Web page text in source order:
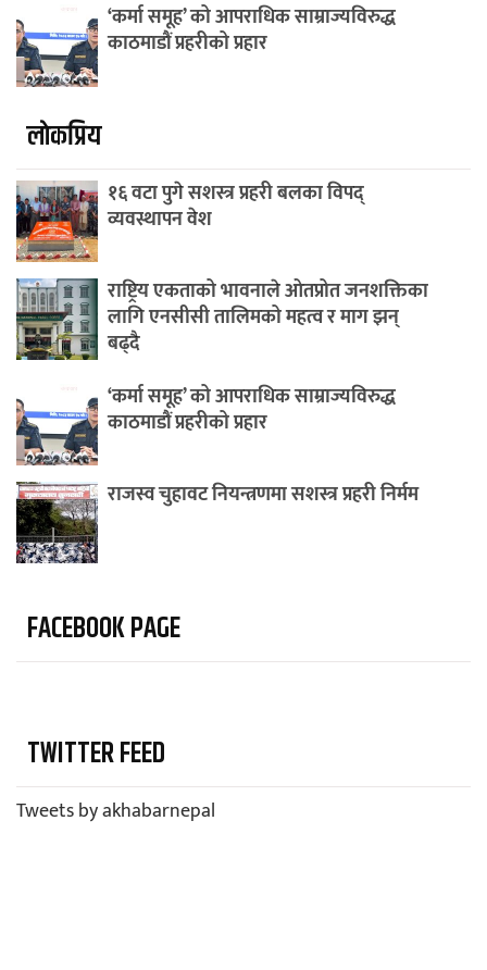
‘कर्मा समूह’ को आपराधिक साम्राज्यविरुद्ध
काठमाडौं प्रहरीको प्रहार
लाेकप्रिय
१६ वटा पुगे सशस्त्र प्रहरी बलका विपद्
व्यवस्थापन वेश
राष्ट्रिय एकताको भावनाले ओतप्रोत जनशक्तिका
लागि एनसीसी तालिमको महत्व र माग झन्
बढ्दै
‘कर्मा समूह’ को आपराधिक साम्राज्यविरुद्ध
काठमाडौं प्रहरीको प्रहार
राजस्व चुहावट नियन्त्रणमा सशस्त्र प्रहरी निर्मम
FACEBOOK PAGE
TWITTER FEED
Tweets by akhabarnepal